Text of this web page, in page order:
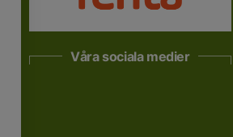
Våra sociala medier